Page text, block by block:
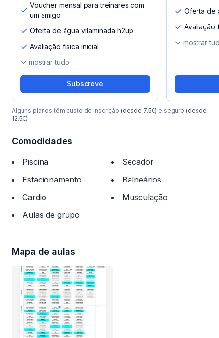
Voucher mensal para treinares com
um amigo
Oferta de água vitaminada h2up
Avaliação física inicial
mostrar tudo
Subscreve
Oferta de
Avaliação
mostrar
Alguns planos têm custo de inscrição (desde 7.5€) e seguro (desde
12.5€)
Comodidades
Piscina
Secador
Estacionamento
Balneários
Cardio
Musculação
Aulas de grupo
Mapa de aulas